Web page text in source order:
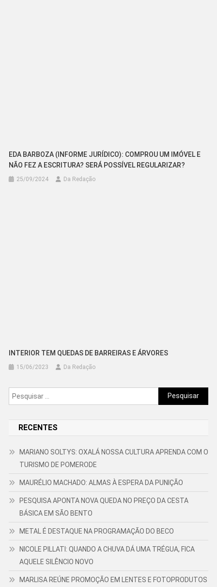
EDA BARBOZA (INFORME JURÍDICO): COMPROU UM IMÓVEL E
NÃO FEZ A ESCRITURA? SERÁ POSSÍVEL REGULARIZAR?
25/09/2024 Da Redação
INTERIOR TEM QUEDAS DE BARREIRAS E ÁRVORES
15/06/2023 Da Redação
Pesquisar
por:
RECENTES
MARIANO SOLTYS: OXALÁ NOSSA CULTURA APRENDA COM O
TURISMO DE POMERODE
MAURÉLIO MACHADO: ALMAS À ESPERA DA PUNIÇÃO
PESQUISA APONTA NOVA QUEDA NO PREÇO DA CESTA
BÁSICA EM SÃO BENTO
METAL É DESTAQUE NA PROGRAMAÇÃO DO BECO
NICOLE PILLATI: QUANDO A CHUVA DÁ UMA TRÉGUA, FICA
AQUELE SILÊNCIO NOVO
MARLISA REÚNE PROMOÇÃO EM LENTES E FOTOPRODUTOS